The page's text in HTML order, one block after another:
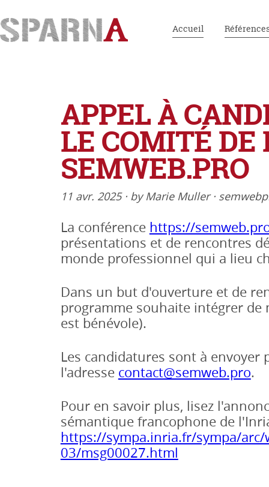
Accueil
APPEL À
LE COMITÉ DE
SEMWEB.PRO
11 avr. 2025 · byMarie Muller ·
La conférence https://
présentations et de rencontres
monde professionnel qui a lieu
Dans un but d'ouverture et de
programme souhaite intégrer
est bénévole).
Les candidatures sont à
l'adresse contact@semweb.pro.
Pour en savoir plus, lisez
sémantique francophone de
https://sympa.inria.fr/sympa/
03/msg00027.html